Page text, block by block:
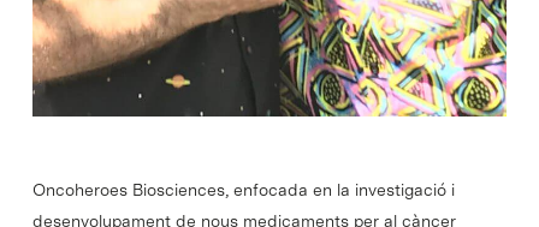
Oncoheroes Biosciences, enfocada en la investigació i
desenvolupament de nous medicaments per al càncer